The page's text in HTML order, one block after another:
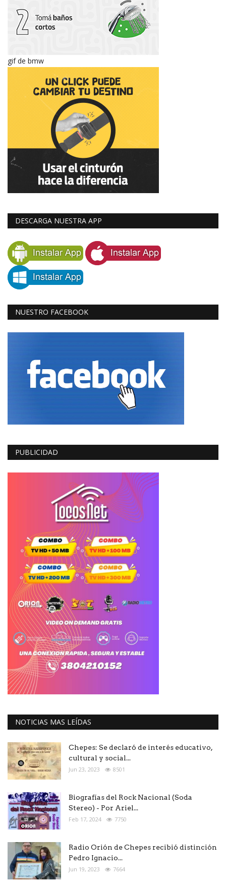
gif de bmw
DESCARGA NUESTRA APP
NUESTRO FACEBOOK
PUBLICIDAD
NOTICIAS MAS LEÍDAS
Chepes: Se declaró de interés educativo,
cultural y social...
Jun 23, 2023 8501
Biografías del Rock Nacional (Soda
Stereo) - Por Ariel...
Feb 17, 2024 7750
Radio Orión de Chepes recibió distinción
Pedro Ignacio...
Jun 19, 2023 7664